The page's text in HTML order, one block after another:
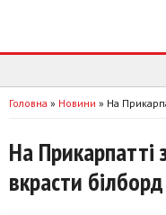
Головна » Новини » На
На Прикарпатті
вкрасти білборд